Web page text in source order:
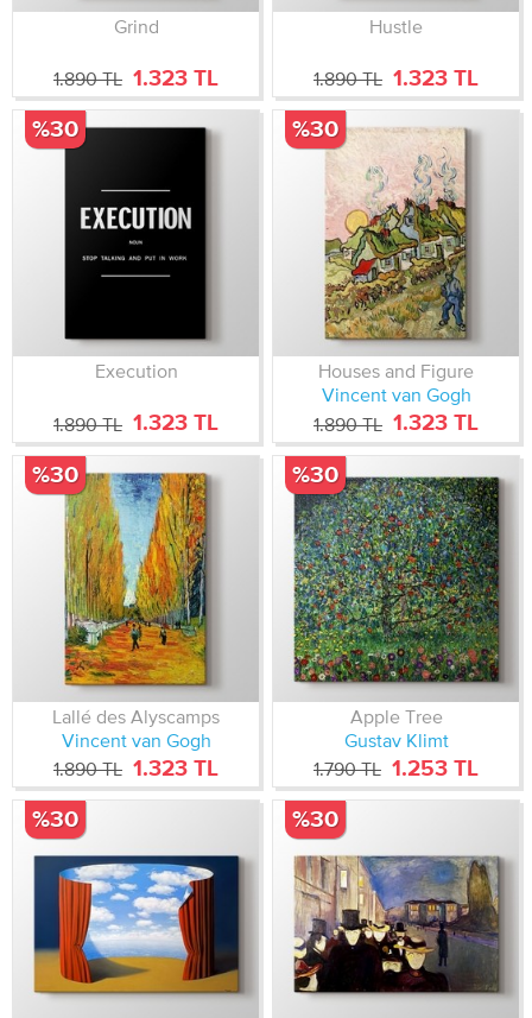
Grind
1.890 TL 1.323 TL
Hustle
1.890 TL 1.323 TL
Execution
1.890 TL 1.323 TL
%30
Houses and Figure
Vincent van Gogh
1.890 TL 1.323 TL
%30
Lallé des Alyscamps
Vincent van Gogh
1.890 TL 1.323 TL
%30
Apple Tree
Gustav Klimt
1.790 TL 1.253 TL
%30
%30 %30